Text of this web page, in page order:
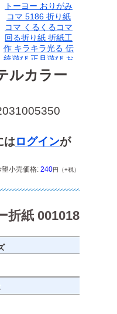
ルカラー
はログインが
望小売価格: 240円（+税）
折紙 001018
トーヨー おりがみ
コマ 5186 折り紙
コマ くるくるコマ
回る折り紙 折紙工
作 キラキラ光る 伝
統遊び 正月遊び お
正月飾り 和風玩具
幼児 小学生向け 冬
明書付き 6種類 色